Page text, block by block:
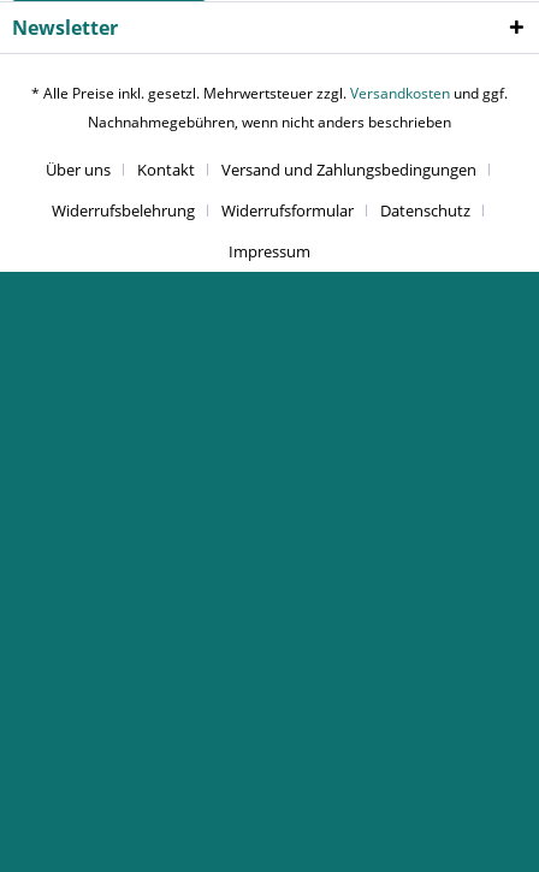
Newsletter
* Alle Preise inkl. gesetzl. Mehrwertsteuer zzgl.Versandkosten und ggf.
Nachnahmegebühren, wenn nicht anders beschrieben
Über uns Kontakt
Versand und Zahlungsbedingungen
Widerrufsbelehrung
Widerrufsformular
Datenschutz
Impressum